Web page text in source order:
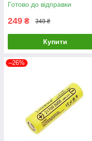
Готово до відправки
249 ₴ 349 ₴
Купити
–26%